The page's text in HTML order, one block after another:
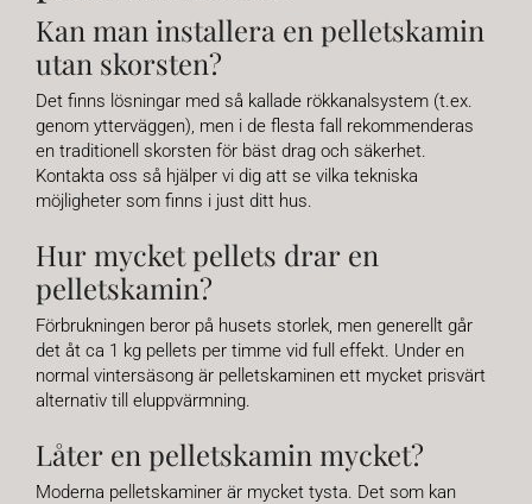
Kan man installera en pelletskamin
utan skorsten?
Det finns lösningar med så kallade rökkanalsystem (t.ex.
genom ytterväggen), men i de flesta fall rekommenderas
en traditionell skorsten för bäst drag och säkerhet.
Kontakta oss så hjälper vi dig att se vilka tekniska
möjligheter som finns i just ditt hus.
Hur mycket pellets drar en
pelletskamin?
Förbrukningen beror på husets storlek, men generellt går
det åt ca 1 kg pellets per timme vid full effekt. Under en
normal vintersäsong är pelletskaminen ett mycket prisvärt
alternativ till eluppvärmning.
Låter en pelletskamin mycket?
Moderna pelletskaminer är mycket tysta. Det som kan